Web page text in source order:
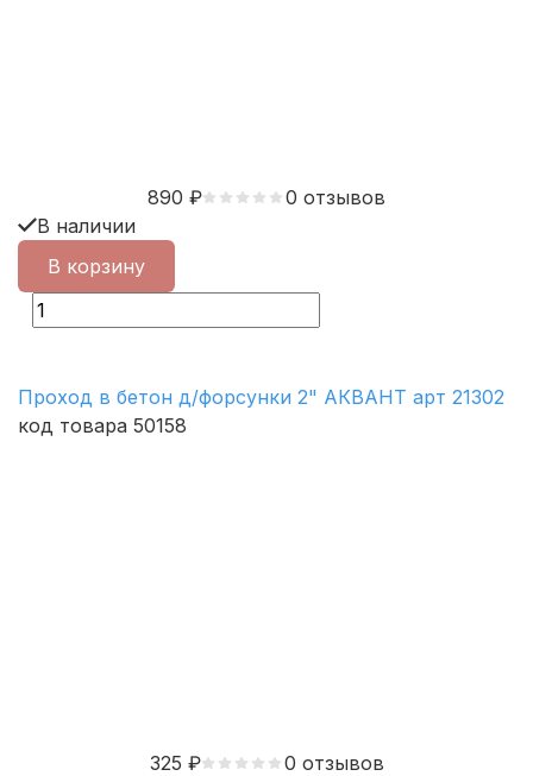
890 ₽
0 отзывов
В наличии
В корзину
Проход в бетон д/форсунки 2" АКВАНТ арт 21302
код товара 50158
325 ₽
0 отзывов